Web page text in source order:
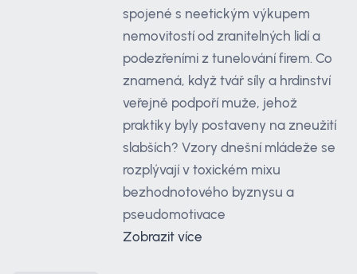
spojené s neetickým výkupem
nemovitostí od zranitelných lidí a
podezřeními z tunelování firem. Co
znamená, když tvář síly a hrdinství
veřejně podpoří muže, jehož
praktiky byly postaveny na zneužití
slabších? Vzory dnešní mládeže se
rozplývají v toxickém mixu
bezhodnotového byznysu a
pseudomotivace
Zobrazit více